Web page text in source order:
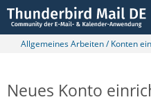
Allgemeines Arbeiten / Konten
Neues Konto